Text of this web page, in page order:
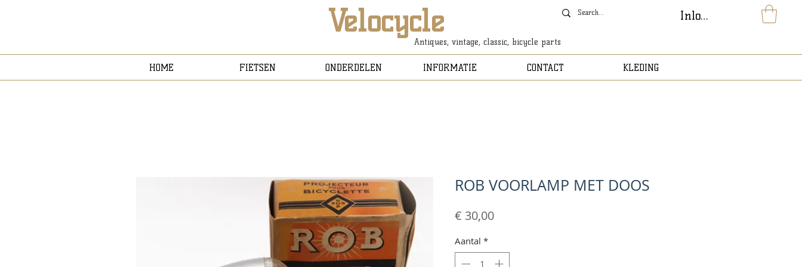
Velocycle
Antiques, vintage, classic, bicycle parts
Inloggen
HOME FIETSEN ONDERDELEN INFORMATIE CONTACT KLEDING
ROB VOORLAMP MET DOOS
€ 30,00Prijs
Aantal *